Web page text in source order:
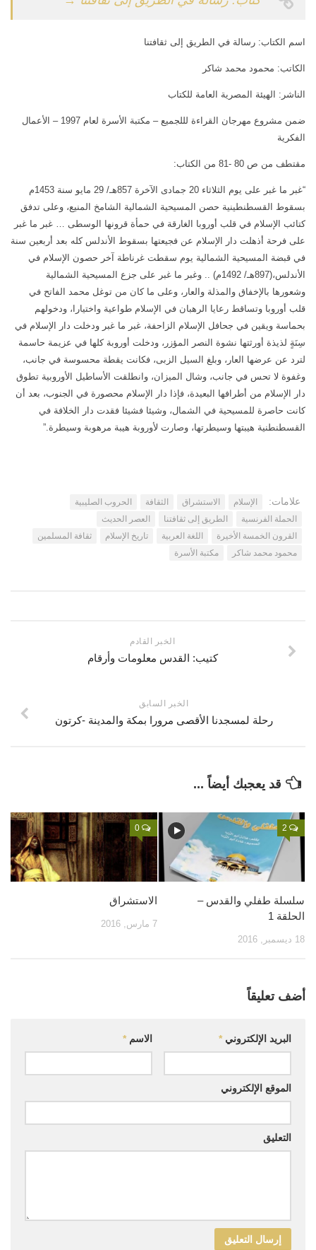
فيديوهات أخرى
مكتبة الصوتيات
قرآن
دروس علمية
برامج إذاعية
أناشيد
متفرقات
ركن الأطفال
مكتبة الالعاب
قصص
فيديو
صور
أخرى
اتصل بنا
الموقع الأم
المطبوعات
مكتبة الصور
صور المسجد الأقصى
صور ترميمات إسلامية
صور انتهاكات صهيونية
خرائط ورسوم بيانية
تصاميم
صور قديمة وأثرية
صور أخرى
مكتبة المرئيات
مكتبة الفيديوهات
فيديو وثائقي عن بيت المقدس
فيديو تعليمي عن بيت المقدس
فيديوهات أخرى
العروض التقديمية
دروس علمية
أناشيد
قصص
اسم الكتاب: رسالة في الطريق إلى ثقافتنا
الكاتب: محمود محمد شاكر
الناشر: الهيئة المصرية العامة للكتاب
ضمن مشروع مهرجان القراءة لللجميع – مكتبة الأسرة لعام 1997 – الأعمال
الفكرية
مقتطف من ص 80 -81 من الكتاب:
“غبر ما غبر على يوم الثلاثاء 20 جمادى الآخرة 857هـ/ 29 مايو سنة 1453م
بسقوط القسطنطينية حصن المسيحية الشمالية الشامخ المنيع، وعلى تدفق
كتائب الإسلام في قلب أوروبا الغارقة في حمأة قرونها الوسطى … غبر ما غبر
على فرحة أذهلت دار الإسلام عن فجيعتها بسقوط الأندلس كله بعد أربعين سنة
في قبضة المسيحية الشمالية يوم سقطت غرناطة آخر حصون الإسلام في
الأندلس،(897هـ/ 1492م) .. وغبر ما غبر على جزع المسيحية الشمالية
وشعورها بالإخفاق والمذلة والعار، وعلى ما كان من توغل محمد الفاتح في
قلب أوروبا وتساقط رعايا الرهبان في الإسلام طواعية واختيارا، ودخولهم
بحماسة ويقين في جحافل الإسلام الزاحفة، غبر ما غبر ودخلت دار الإسلام في
سِنَةٍ لذيذة أورثتها نشوة النصر المؤزر، ودخلت أوروبة كلها في عزيمة حاسمة
لترد عن عرضها العار، وبلغ السيل الزبى، فكانت يقطة محسوسة في جانب،
وغفوة لا تحس في جانب، وشال الميزان، وانطلقت الأساطيل الأوروبية تطوق
دار الإسلام من أطرافها البعيدة، فإذا دار الإسلام محصورة في الجنوب، بعد أن
كانت حاصرة للمسيحية في الشمال، وشيئا فشيئا فقدت دار الخلافة في
القسطنطنية هيبتها وسيطرتها، وصارت لأوروبة هيبة مرهوبة وسيطرة.”
علامات: الإسلام الاستشراق الثقافة
الحروب الصليبية
الحملة الفرنسية
الطريق إلى ثقافتنا
العصر الحديث
القرون الخمسة الأخيرة
اللغة العربية تاريخ الإسلام
ثقافة المسلمين
محمود محمد شاكر
مكتبة الأسرة
الخبر القادم
كتيب: القدس معلومات وأرقام
الخبر السابق
رحلة لمسجدنا الأقصى مرورا بمكة والمدينة -كرتون
قد يعجبك أيضاً ...
2
سلسلة طفلي والقدس –
الحلقة 1
18 ديسمبر, 2016
0
الاستشراق
7 مارس, 2016
أضف تعليقاً
الاسم * البريد الإلكتروني *
الموقع الإلكتروني
التعليق